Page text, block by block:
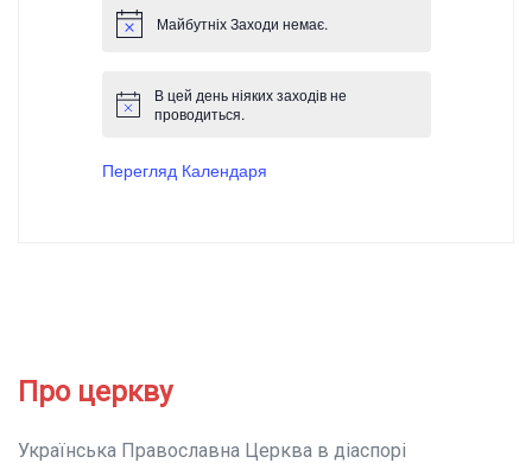
Майбутніх Заходи немає.
В цей день ніяких заходів не
проводиться.
Перегляд Календаря
Про церкву
Українська Православна Церква в діаспорі